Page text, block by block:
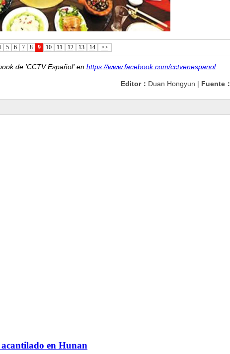
5 6 7 8 9 10 11 12 13 14 >>
de 'CCTV Español' en https://www.facebook.com/cctvenespanol
Editor： Duan Hongyun | Fuente：
acantilado en Hunan